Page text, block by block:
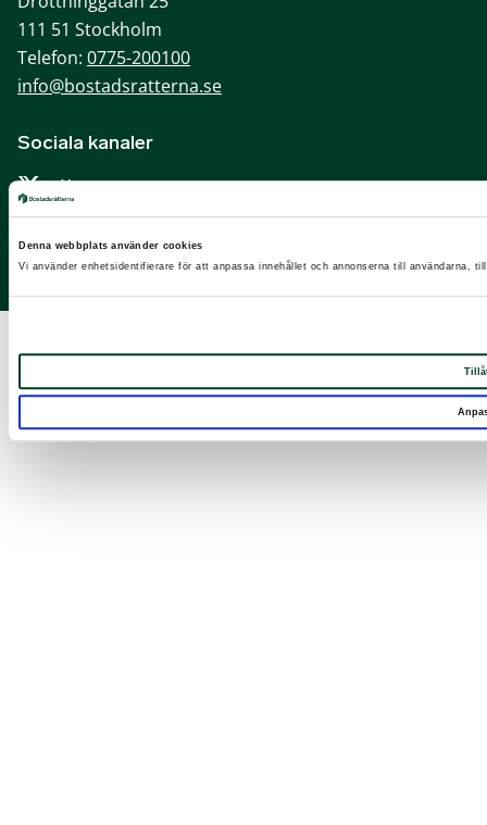
Denna webbplats använder cookies
Vi använder enhetsidentifierare för att anpassa innehållet och annonserna till användarna,
111 51 Stockholm
Telefon: 0775-200100
info@bostadsratterna.se
Sociala kanaler
X
Facebook
LinkedIn
Instagram